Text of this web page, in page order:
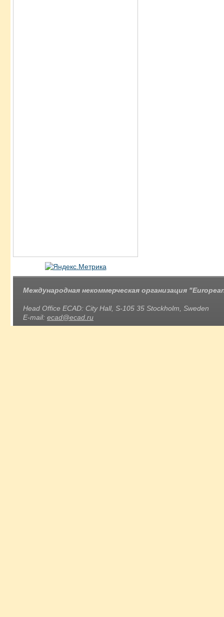
Международная некоммерческая организация
Head Office ECAD: City Hall, S-105 35 Stockholm, Sweden
E-mail: ecad@ecad.ru